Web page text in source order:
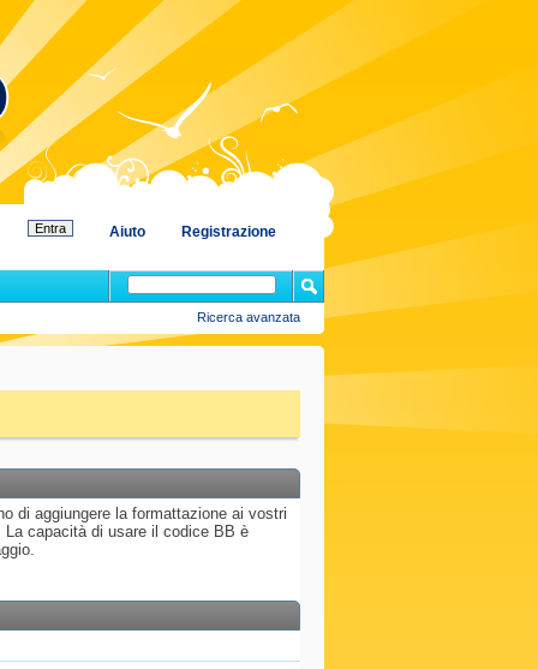
Registrazione
Aiuto
Ricerca avanzata
di aggiungere la formattazione ai vostri
capacità di usare il codice BB è